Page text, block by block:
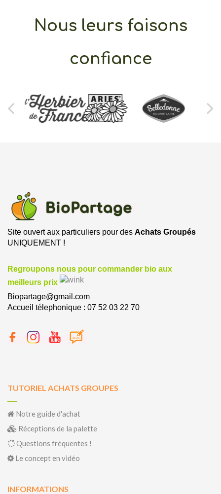
Nous leurs faisons
confiance
Site ouvert aux particuliers pour des Achats Groupés
UNIQUEMENT !
Regroupons nous pour commander bio aux
meilleurs prix
Biopartage@gmail.com
Accueil télephonique : 07 52 03 22 70
TUTORIEL ACHATS GROUPES
Notre guide d'achat
Réceptions de la palette
Questions fréquentes !
Le concept en vidéo
INFORMATIONS